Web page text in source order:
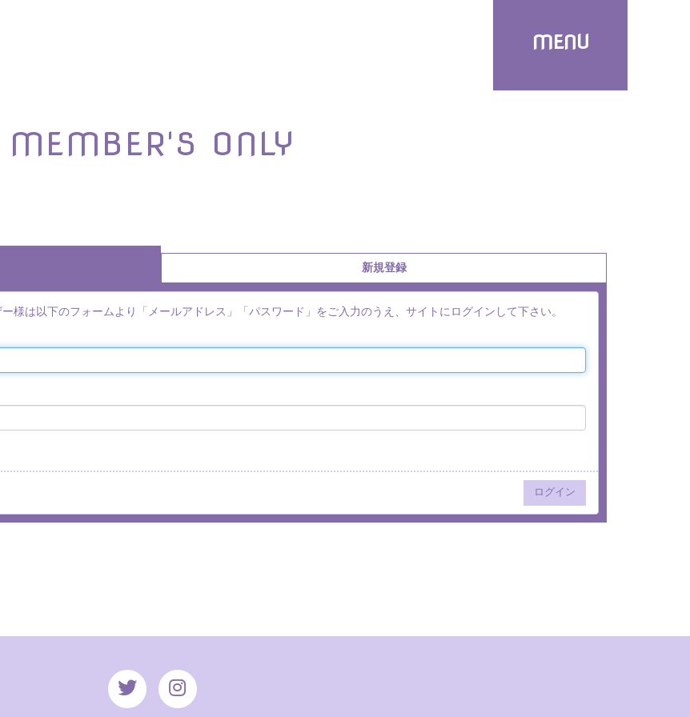
MENU
MEMBER'S ONLY
新規登録
様は以下のフォームより「メールアドレス」「パスワード」をご入力のうえ、サイトにログインして下さい。